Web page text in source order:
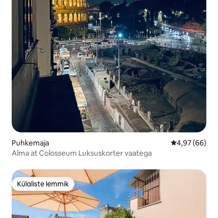
Puhkemaja Keskmine
4,97 (66)
Alma at Colosseum Luksuskorter vaatega
Külaliste lemmik
Külaliste lemmik